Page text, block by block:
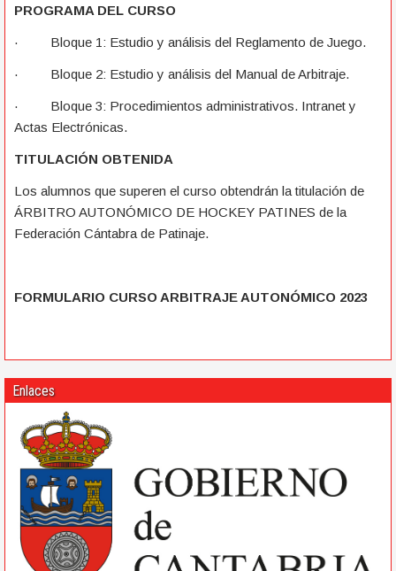
PROGRAMA DEL CURSO
· Bloque 1: Estudio y análisis del Reglamento de Juego.
· Bloque 2: Estudio y análisis del Manual de Arbitraje.
· Bloque 3: Procedimientos administrativos. Intranet y
Actas Electrónicas.
TITULACIÓN OBTENIDA
Los alumnos que superen el curso obtendrán la titulación de
ÁRBITRO AUTONÓMICO DE HOCKEY PATINES de la
Federación Cántabra de Patinaje.
FORMULARIO CURSO ARBITRAJE AUTONÓMICO 2023
Enlaces